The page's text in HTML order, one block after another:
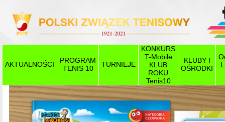
AKTUALNOŚCI
PROGRAM
TENIS 10
TURNIEJE
KONKURS
T-Mobile
KLUB
ROKU
Tenis10
KLUBY I
OŚRODKI